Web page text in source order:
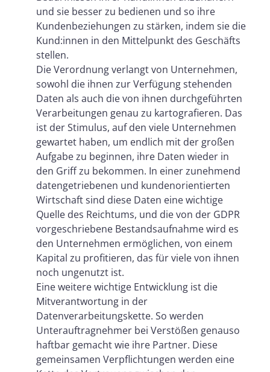
und sie besser zu bedienen und so ihre
Kundenbeziehungen zu stärken, indem sie die
Kund:innen in den Mittelpunkt des Geschäfts
stellen.
Die Verordnung verlangt von Unternehmen,
sowohl die ihnen zur Verfügung stehenden
Daten als auch die von ihnen durchgeführten
Verarbeitungen genau zu kartografieren. Das
ist der Stimulus, auf den viele Unternehmen
gewartet haben, um endlich mit der großen
Aufgabe zu beginnen, ihre Daten wieder in
den Griff zu bekommen. In einer zunehmend
datengetriebenen und kundenorientierten
Wirtschaft sind diese Daten eine wichtige
Quelle des Reichtums, und die von der GDPR
vorgeschriebene Bestandsaufnahme wird es
den Unternehmen ermöglichen, von einem
Kapital zu profitieren, das für viele von ihnen
noch ungenutzt ist.
Eine weitere wichtige Entwicklung ist die
Mitverantwortung in der
Datenverarbeitungskette. So werden
Unterauftragnehmer bei Verstößen genauso
haftbar gemacht wie ihre Partner. Diese
gemeinsamen Verpflichtungen werden eine